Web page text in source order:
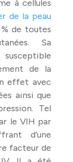
à cellules
de la peau
de toutes
Sa
de la
effet avec
ainsi que
Tel
le VIH par
d’une
facteur de